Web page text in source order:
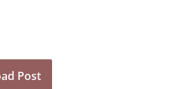
Post